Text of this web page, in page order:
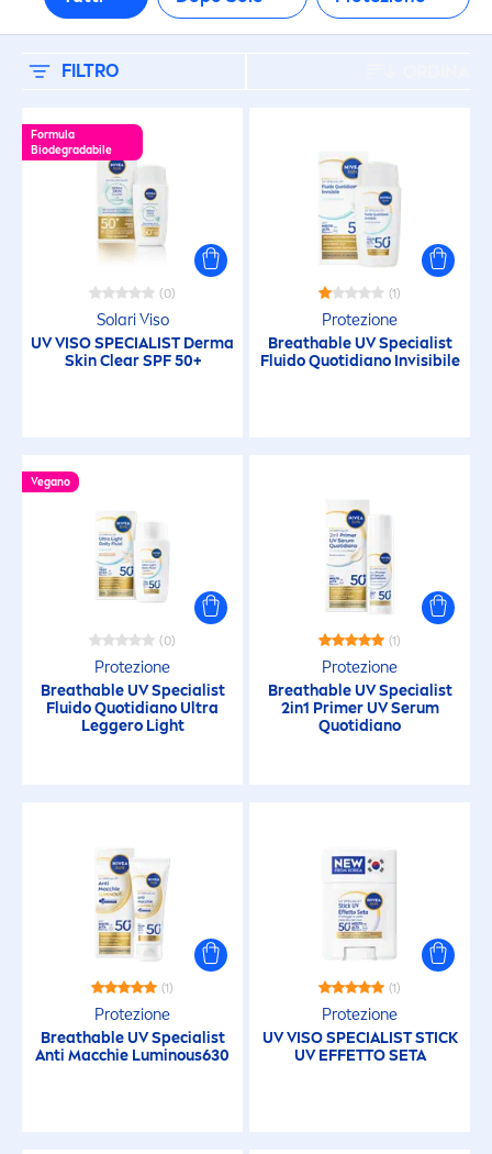
FILTRO
TIPO DI PELLE
Pelle chiara
Pelle dei bambini
Pelle grassa
Pelle matura
Pelle sensibile
Pelle sensibile dei bambini
Tutti i tipi di pelle
CARETTERISTICHE
48h di Idratazione
Anti Macchie
Antiossidanti
Formula
Biodegradabile
(0)
Solari Viso
UV VISO SPECIALIST Derma
SkinClear SPF 50+
(1)
Protezione
Breathable UV Specialist
Fluido Quotidiano Invisibile
Vegano
(0)
Protezione
Breathable UV Specialist
Fluido Quotidiano Ultra
Leggero Light
(1)
Protezione
Breathable UV Specialist
2in1 Primer UV Serum
Quotidiano
(1)
Protezione
Breathable UV Specialist
Anti Macchie Luminous630
(1)
Protezione
UV VISO SPECIALIST STICK
UV EFFETTO SETA